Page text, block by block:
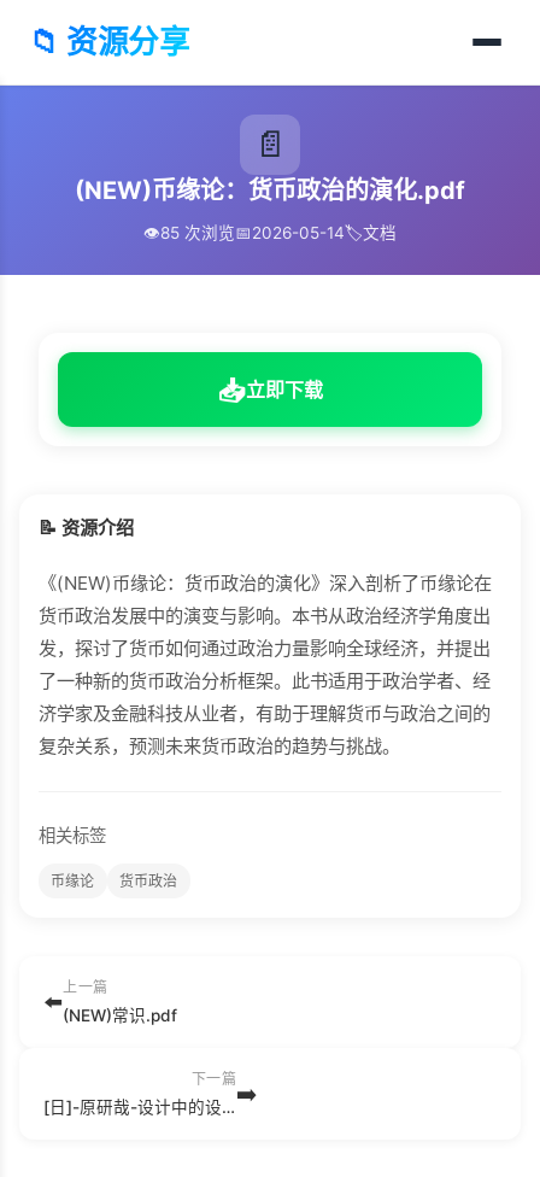
📁 资源分享
📄
(NEW)币缘论：货币政治的演化.pdf
👁️85 次浏览📅2026-05-14🏷️文档
📥立即下载
📝 资源介绍
《(NEW)币缘论：货币政治的演化》深入剖析了币缘论在
货币政治发展中的演变与影响。本书从政治经济学角度出
发，探讨了货币如何通过政治力量影响全球经济，并提出
了一种新的货币政治分析框架。此书适用于政治学者、经
济学家及金融科技从业者，有助于理解货币与政治之间的
复杂关系，预测未来货币政治的趋势与挑战。
相关标签
币缘论 货币政治
⬅️
上一篇
(NEW)常识.pdf
下一篇
[日]-原研哉-设计中的设计.epub➡️